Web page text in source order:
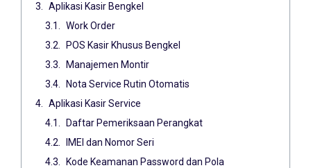
Aplikasi Kasir Bengkel
Work Order
POS Kasir Khusus Bengkel
Manajemen Montir
Nota Service Rutin Otomatis
Aplikasi Kasir Service
Daftar Pemeriksaan Perangkat
IMEI dan Nomor Seri
Kode Keamanan Password dan Pola